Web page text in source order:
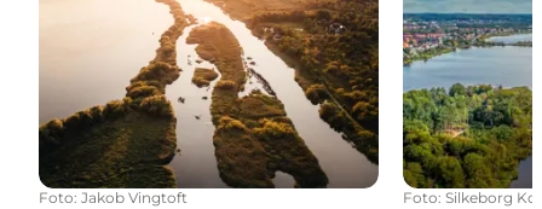
Foto: Jakob Vingtoft Foto: Silkeborg